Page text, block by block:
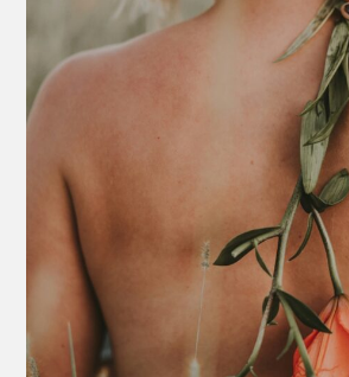
Schule der Stimmenthüllung
Literatur & Shop
Was ist JSJ
Mein Angebot
Aktuelle Termine